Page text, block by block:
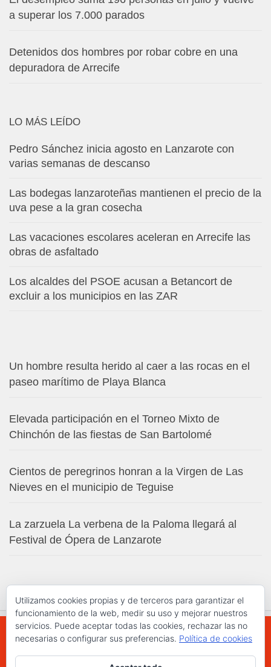
a superar los 7.000 parados
Detenidos dos hombres por robar cobre en una
depuradora de Arrecife
LO MÁS LEÍDO
Pedro Sánchez inicia agosto en Lanzarote con
varias semanas de descanso
Las bodegas lanzaroteñas mantienen el precio de la
uva pese a la gran cosecha
Las vacaciones escolares aceleran en Arrecife las
obras de asfaltado
Los alcaldes del PSOE acusan a Betancort de
excluir a los municipios en las ZAR
Un hombre resulta herido al caer a las rocas en el
paseo marítimo de Playa Blanca
Elevada participación en el Torneo Mixto de
Chinchón de las fiestas de San Bartolomé
Cientos de peregrinos honran a la Virgen de Las
Nieves en el municipio de Teguise
La zarzuela La verbena de la Paloma llegará al
Festival de Ópera de Lanzarote
WWW.ELCHAPLON.COM © 2026. Todos los
Utilizamos cookies propias y de terceros para garantizar el
funcionamiento de la web, medir su uso y mejorar nuestros
servicios. Puede aceptar todas las cookies, rechazar las no
necesarias o configurar sus preferencias. Política de cookies